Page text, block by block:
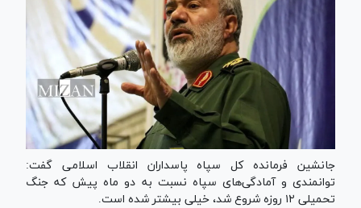
جانشین فرمانده کل سپاه پاسداران انقلاب اسلامی گفت:
توانمندی و آمادگی‌های سپاه نسبت به دو ماه پیش که جنگ
تحمیلی ۱۲ روزه شروع شد، خیلی بیشتر شده است.